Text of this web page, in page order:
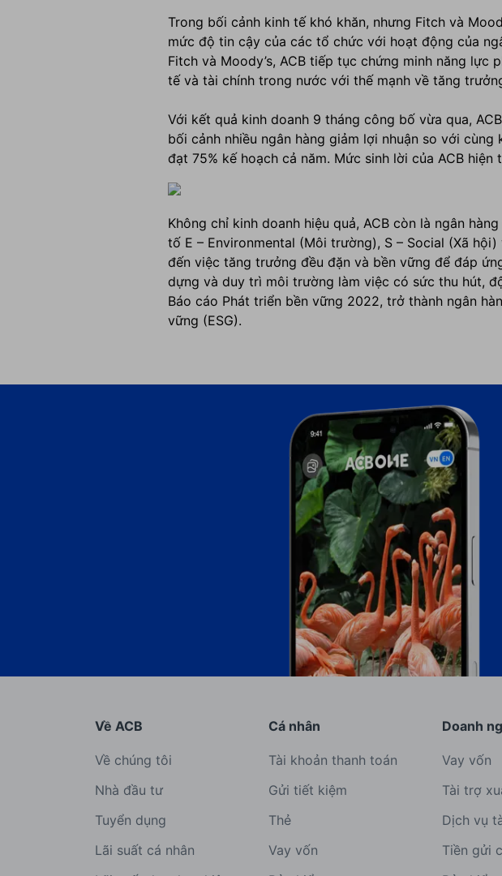
Trong bối cảnh kinh tế khó khăn, nhưng Fitch và
mức độ tin cậy của các tổ chức với hoạt động của
Fitch và Moody’s, ACB tiếp tục chứng minh năng
tế và tài chính trong nước với thế mạnh về tăng
Với kết quả kinh doanh 9 tháng công bố vừa qua,
bối cảnh nhiều ngân hàng giảm lợi nhuận so với
đạt 75% kế hoạch cả năm. Mức sinh lời của ACB
Không chỉ kinh doanh hiệu quả, ACB còn là ngân
tố E – Environmental (Môi trường), S – Social (Xã
đến việc tăng trưởng đều đặn và bền vững để đáp
dựng và duy trì môi trường làm việc có sức thu hút,
Báo cáo Phát triển bền vững 2022, trở thành ngân
vững (ESG).
Về ACB
Về chúng tôi
Nhà đầu tư
Tuyển dụng
Lãi suất cá nhân
Cá nhân
Tài khoản thanh toán
Gửi tiết kiệm
Thẻ
Vay vốn
Doanh
Vay vốn
Tài trợ
Dịch vụ
Tiền gửi